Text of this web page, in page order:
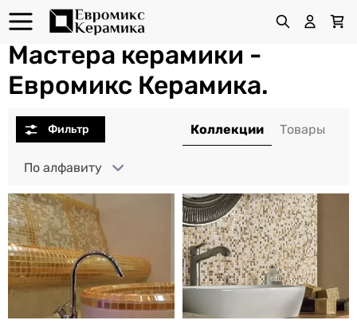
Мастера керамики -
Евромикс Керамика.
По алфавиту